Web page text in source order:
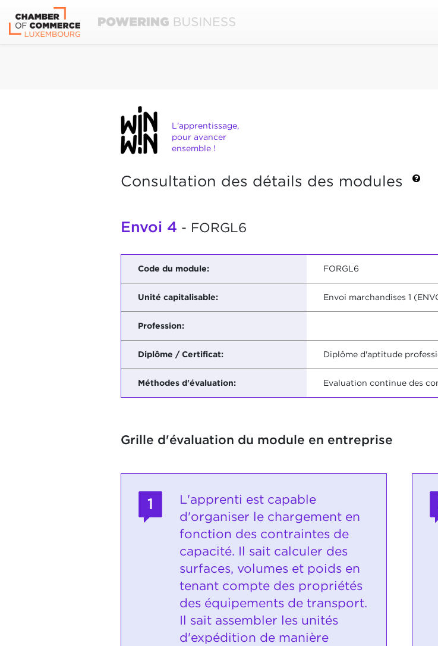
L'apprentissage,
pour avancer
ensemble !
Consultation des détails des modules
Envoi 4 - FORGL6
Code du module: FORGL6
Unité capitalisable: Envoi marchandises 1
Profession:
Diplôme / Certificat: Diplôme d'aptitude
Méthodes d'évaluation: Evaluation continue des
Grille d'évaluation du module en entreprise
1
L'apprenti est capable
d'organiser le chargement en
fonction des contraintes de
capacité. Il sait calculer des
surfaces, volumes et poids en
tenant compte des propriétés
des équipements de transport.
Il sait assembler les unités
d'expédition de manière